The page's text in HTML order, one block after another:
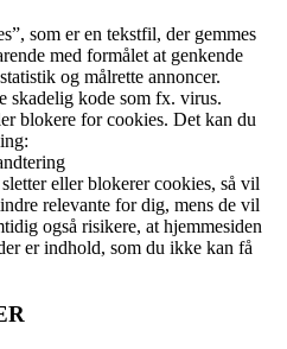
som er en tekstfil, der gemmes
med formålet at genkende
og målrette annoncer.
skadelig kode som fx. virus.
blokere for cookies. Det kan du
eller blokerer cookies, så vil
relevante for dig, mens de vil
også risikere, at hjemmesiden
er indhold, som du ikke kan få